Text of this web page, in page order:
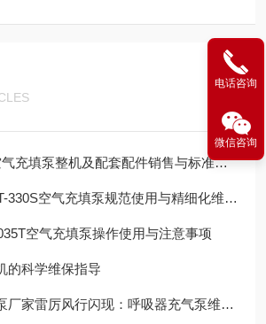
泵整机及配套配件销售与标准化应用技术解析
空气充填泵规范使用与精细化维保技术指南
空气充填泵操作使用与注意事项
的科学维保指导
家雷厉风行闪现：呼吸器充气泵维保机构
电话咨询
微信咨询